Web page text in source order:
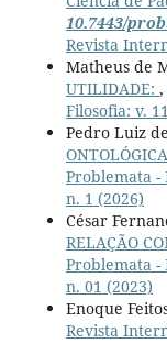
10.7443/
Revista
Matheus de
UTILIDADE: ,
Filosofia: v.
Pedro Luiz
Problemata -
n. 1 (2026)
César
RELAÇÃO
Problemata -
n. 01 (2023)
Enoque
Revista